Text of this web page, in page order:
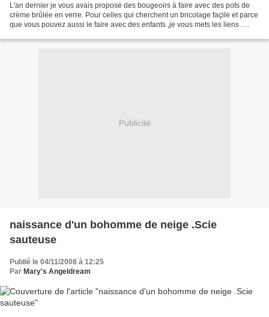
L'an dernier je vous avais proposé des bougeoirs à faire avec des pots de
crème brûlée en verre. Pour celles qui cherchent un bricolage façile et parce
que vous pouvez aussi le faire avec des enfants ,je vous mets les liens .
Publicité
naissance d'un bohomme de neige .Scie
sauteuse
Publié le 04/11/2008 à 12:25
Par Mary's Angeldream